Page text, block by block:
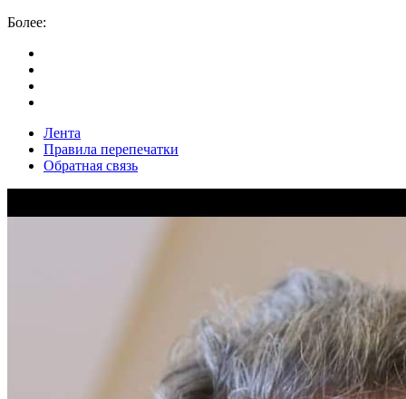
Более:
Лента
Правила перепечатки
Обратная связь